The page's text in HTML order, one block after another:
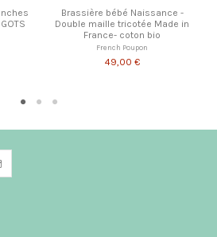
Brassière bébé Naissance -
Double maille tricotée Made in
France- coton bio
French Poupon
49,00 €